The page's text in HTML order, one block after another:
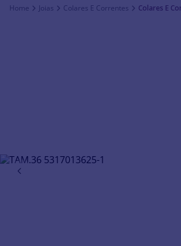
Joias Colares E Correntes Colares E